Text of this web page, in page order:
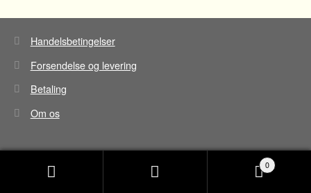
Handelsbetingelser
Forsendelse og levering
Betaling
Om os
0